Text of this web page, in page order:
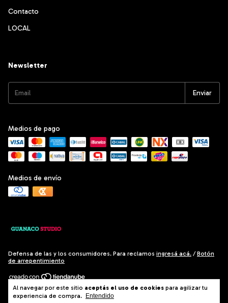
Al navegar por este sitio aceptás el uso de cookies para agilizar tu
experiencia de compra.
Entendido
Contacto
LOCAL
Newsletter
Medios de pago
Medios de envío
Defensa de las y los consumidores. Para reclamos ingresá acá. / Botón
de arrepentimiento
Copyright El Salto Hogar - 2026. Todos los derechos reservados.